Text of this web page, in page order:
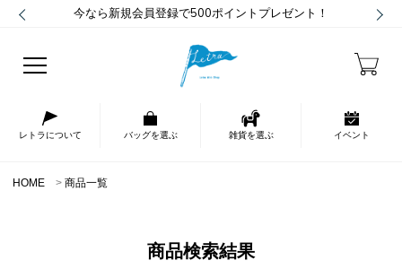
今なら新規会員登録で500ポイントプレゼント！
レトラについて バッグを選ぶ 雑貨を選ぶ イベント
HOME 商品一覧
商品検索結果